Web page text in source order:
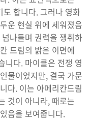
합니다. 그러나 영화
운 현실 위에 세워졌음
나들며 권력을 쟁취하
드림의 밝은 이면에
니다. 마이클은 전쟁 영
물이었지만, 결국 가문
다. 이는 아메리칸드림
것이 아니라, 때로는
음을 보여줍니다.